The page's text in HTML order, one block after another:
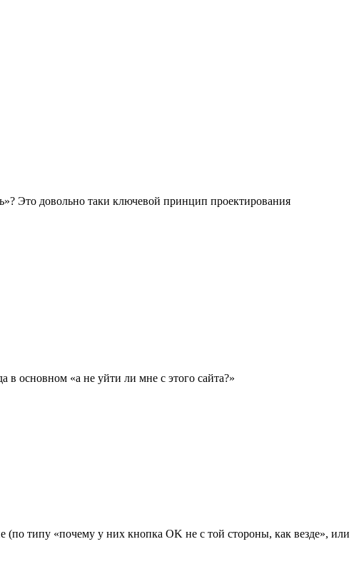
Это довольно таки ключевой принцип проектирования
в основном «а не уйти ли мне с этого сайта?»
(по типу «почему у них кнопка OK не с той стороны, как везде», или